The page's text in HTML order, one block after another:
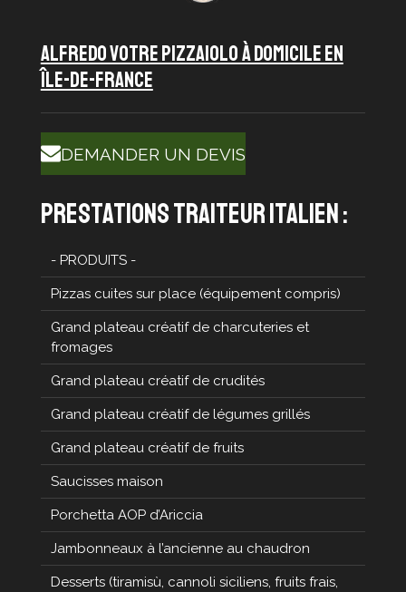
ALFREDO VOTRE PIZZAIOLO À DOMICILE en
île-de-france
DEMANDER UN DEVIS
prestations traiteur italien :
- PRODUITS -
Pizzas cuites sur place (équipement compris)
Grand plateau créatif de charcuteries et
fromages
Grand plateau créatif de crudités
Grand plateau créatif de légumes grillés
Grand plateau créatif de fruits
Saucisses maison
Porchetta AOP d’Ariccia
Jambonneaux à l’ancienne au chaudron
Desserts (tiramisù, cannoli siciliens, fruits frais,